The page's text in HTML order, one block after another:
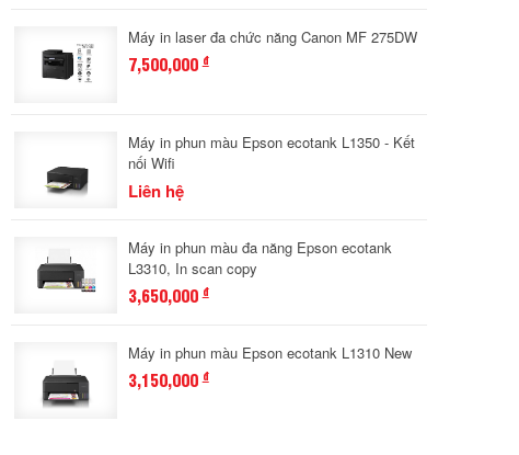
Máy in laser đa chức năng Canon MF 275DW
7,500,000đ
Máy in phun màu Epson ecotank L1350 - Kết
nối Wifi
Liên hệ
Máy in phun màu đa năng Epson ecotank
L3310, In scan copy
3,650,000đ
Máy in phun màu Epson ecotank L1310 New
3,150,000đ